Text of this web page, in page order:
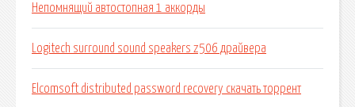
Непомнящий автостопная 1 аккорды
Logitech surround sound speakers z506 драйвера
Elcomsoft distributed password recovery скачать торрент